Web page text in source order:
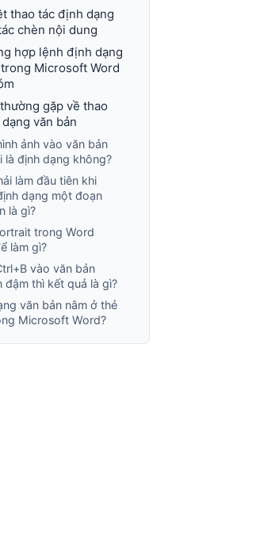
thao tác định dạng
chèn nội dung
hợp lệnh định dạng
Microsoft Word
gặp về thao
văn bản
ảnh vào văn bản
là định dạng không?
làm đầu tiên khi
dạng một đoạn
là gì?
trong Word
làm gì?
vào văn bản
đậm thì kết quả là gì?
văn bản nằm ở thẻ
Microsoft Word?